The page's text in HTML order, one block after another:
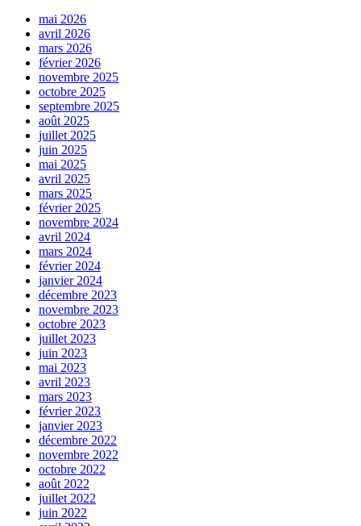
mai 2026
avril 2026
mars 2026
février 2026
novembre 2025
octobre 2025
septembre 2025
août 2025
juillet 2025
juin 2025
mai 2025
avril 2025
mars 2025
février 2025
novembre 2024
avril 2024
mars 2024
février 2024
janvier 2024
décembre 2023
novembre 2023
octobre 2023
juillet 2023
juin 2023
mai 2023
avril 2023
mars 2023
février 2023
janvier 2023
décembre 2022
novembre 2022
octobre 2022
août 2022
juillet 2022
juin 2022